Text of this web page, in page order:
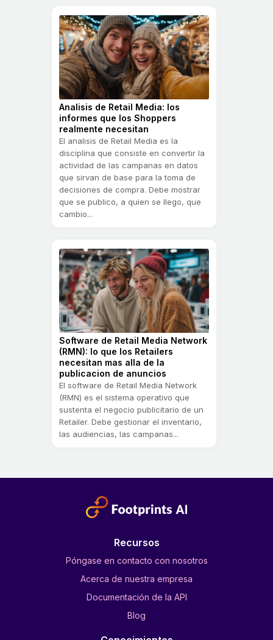
Analisis de Retail Media: los
informes que los Shoppers
realmente necesitan
El analisis de Retail Media es la
disciplina que consiste en convertir la
actividad de las campanas en datos
que sirvan de base para la toma de
decisiones de compra. Debe mostrar
que se publico, a quien se llego, que
cambio...
Software de Retail Media Network
(RMN): lo que los Retailers
necesitan mas alla de la
publicacion de anuncios
El software de Retail Media Network
(RMN) es el sistema operativo que
sustenta el negocio publicitario de un
Retailer. Debe gestionar el inventario,
las audiencias, las campanas...
Recursos
Póngase en contacto con nosotros
Acerca de nuestra empresa
Documentación de la API
Blog